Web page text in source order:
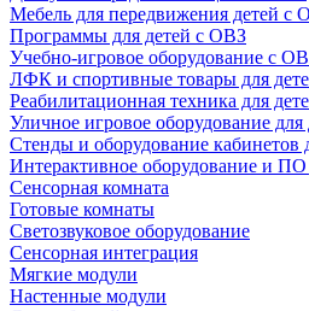
Мебель для передвижения детей с
Программы для детей с ОВЗ
Учебно-игровое оборудование с
ЛФК и спортивные товары для
Реабилитационная техника для
Уличное игровое оборудование
Стенды и оборудование кабинетов
Интерактивное оборудование и
Сенсорная комната
Готовые комнаты
Светозвуковое оборудование
Сенсорная интеграция
Мягкие модули
Настенные модули